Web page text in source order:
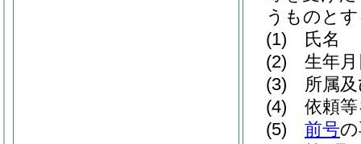
うものと
(1)
氏名
(2)
生年
(3)
所属
(4)
依頼
(5)
前号